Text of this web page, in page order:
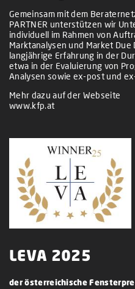
Gemeinsam mit dem
PARTNER unterstützen wir
individuell im Rahmen von
Marktanalysen und Market Due
langjährige Erfahrung in der
etwa in der Evaluierung von
Analysen sowie ex-post und
Mehr dazu auf der Webseite
www.kfp.at
LEVA 2025
der österreichische